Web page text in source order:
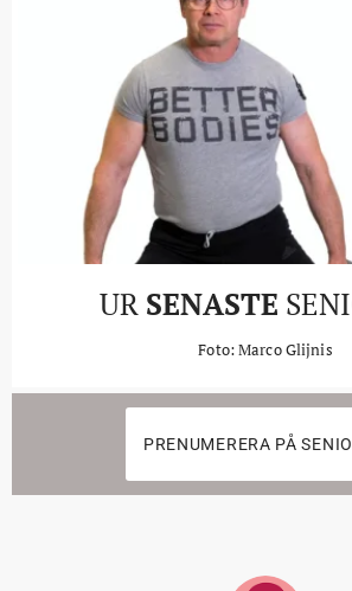
UR SENASTE
Foto: Marco Glijnis
PRENUMERERA PÅ